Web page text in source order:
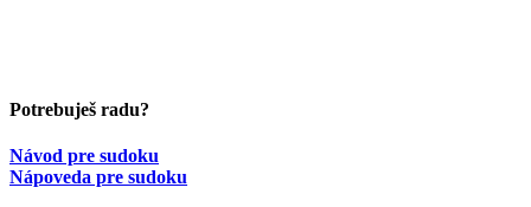
Potrebuješ radu?
Návod pre sudoku
Nápoveda pre sudoku